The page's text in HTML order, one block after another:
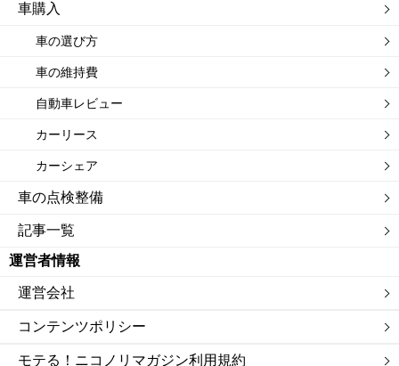
車購入
車の選び方
車の維持費
自動車レビュー
カーリース
カーシェア
車の点検整備
記事一覧
運営者情報
運営会社
コンテンツポリシー
モテる！ニコノリマガジン利用規約